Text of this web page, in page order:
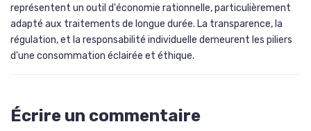
représentent un outil d'économie rationnelle, particulièrement
adapté aux traitements de longue durée. La transparence, la
régulation, et la responsabilité individuelle demeurent les piliers
d'une consommation éclairée et éthique.
Écrire un commentaire